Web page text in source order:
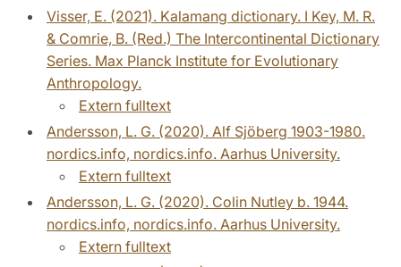
Visser, E. (2021). Kalamang dictionary. I Key, M. R.
& Comrie, B. (Red.) The Intercontinental Dictionary
Series. Max Planck Institute for Evolutionary
Anthropology.
Extern fulltext
Andersson, L. G. (2020). Alf Sjöberg 1903-1980.
nordics.info, nordics.info. Aarhus University.
Extern fulltext
Andersson, L. G. (2020). Colin Nutley b. 1944.
nordics.info, nordics.info. Aarhus University.
Extern fulltext